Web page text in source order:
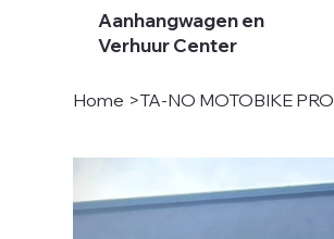
Aanhangwagen en
Verhuur Center
Home >TA-NO MOTOBIKE PRO